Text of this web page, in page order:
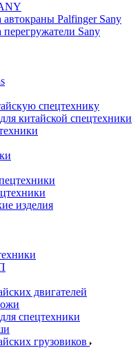
автокраны Palfinger Sany
перегружатели Sany
спецтехнику
китайской спецтехники
изделия
двигателей
спецтехники
грузовиков